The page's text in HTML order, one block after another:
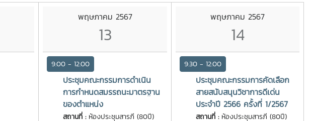
พฤษภาคม 2567
13
9:00 - 12:00
ประชุมคณะกรรมการดำเนิน
การกำหนดสมรรถนะมาตรฐาน
ของตำแหน่ง
สถานที่ : ห้องประชุมสารภี (80ปี)
พฤษภาคม 2567
14
9:30 - 12:00
ประชุมคณะกรรมการคัดเลือก
สายสนับสนุนวิชาการดีเด่น
ประจำปี 2566 ครั้งที่ 1/2567
สถานที่ : ห้องประชุมสารภี (80ปี)